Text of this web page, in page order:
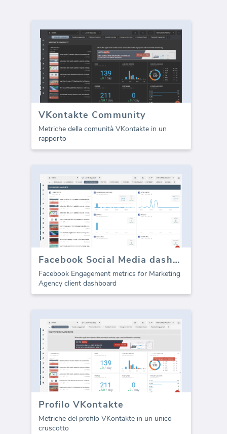
VKontakte Community
Metriche della comunità VKontakte in un
rapporto
Facebook Social Media dashboard template - Coinvolgimento
Facebook Engagement metrics for Marketing
Agency client dashboard
Profilo VKontakte
Metriche del profilo VKontakte in un unico
cruscotto